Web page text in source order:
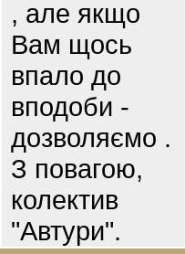
, але якщо
Вам щось
впало до
вподоби -
дозволяємо .
З повагою,
колектив
"Автури".